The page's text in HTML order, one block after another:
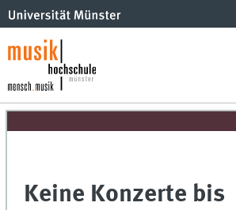
Keine Konzerte bis